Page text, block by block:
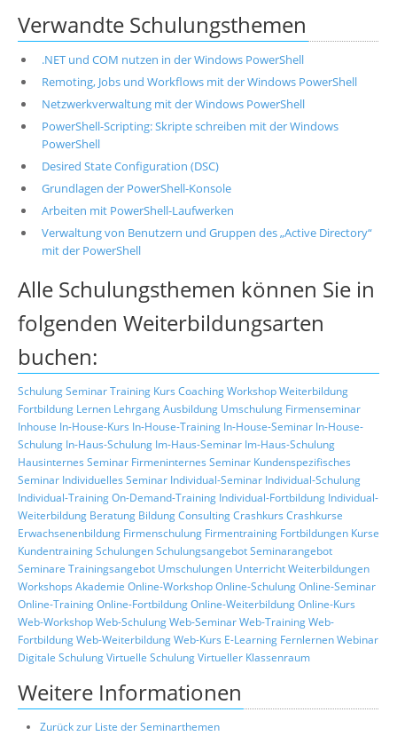
Verwandte Schulungsthemen
.NET und COM nutzen in der Windows PowerShell
Remoting, Jobs und Workflows mit der Windows PowerShell
Netzwerkverwaltung mit der Windows PowerShell
PowerShell-Scripting: Skripte schreiben mit der Windows
PowerShell
Desired State Configuration (DSC)
Grundlagen der PowerShell-Konsole
Arbeiten mit PowerShell-Laufwerken
Verwaltung von Benutzern und Gruppen des „Active Directory“
mit der PowerShell
Alle Schulungsthemen können Sie in
folgenden Weiterbildungsarten
buchen:
SchulungSeminarTraining Kurs CoachingWorkshopWeiterbildung
Fortbildung Lernen LehrgangAusbildung Umschulung Firmenseminar
Inhouse In-House-Kurs In-House-Training In-House-Seminar In-House-
Schulung In-Haus-Schulung Im-Haus-Seminar Im-Haus-Schulung
Hausinternes Seminar Firmeninternes Seminar Kundenspezifisches
Seminar Individuelles Seminar Individual-Seminar Individual-Schulung
Individual-TrainingOn-Demand-Training Individual-Fortbildung Individual-
Weiterbildung Beratung BildungConsultingCrashkurs Crashkurse
Erwachsenenbildung Firmenschulung Firmentraining Fortbildungen Kurse
KundentrainingSchulungenSchulungsangebotSeminarangebot
Seminare Trainingsangebot Umschulungen UnterrichtWeiterbildungen
Workshops Akademie Online-WorkshopOnline-SchulungOnline-Seminar
Online-TrainingOnline-FortbildungOnline-WeiterbildungOnline-Kurs
Web-WorkshopWeb-SchulungWeb-SeminarWeb-TrainingWeb-
FortbildungWeb-WeiterbildungWeb-Kurs E-Learning FernlernenWebinar
Digitale SchulungVirtuelle SchulungVirtueller Klassenraum
Weitere Informationen
Zurück zur Liste der Seminarthemen